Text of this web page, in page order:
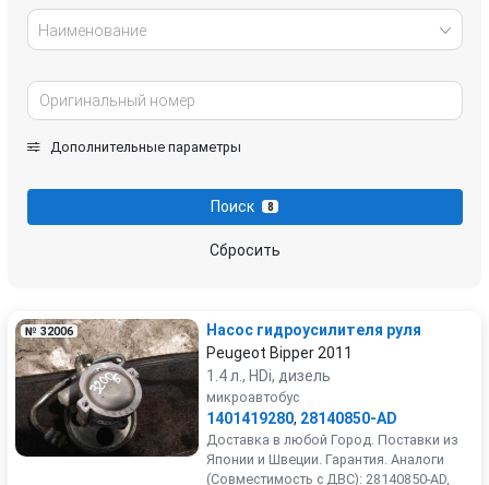
Наименование
Дополнительные параметры
Поиск 8
Сбросить
№ 32006
Насос гидроусилителя руля
Peugeot Bipper 2011
1.4 л., HDi, дизель
микроавтобус
1401419280, 28140850-AD
Доставка в любой Город. Поставки из
Японии и Швеции. Гарантия. Аналоги
(Совместимость с ДВС): 28140850-AD,